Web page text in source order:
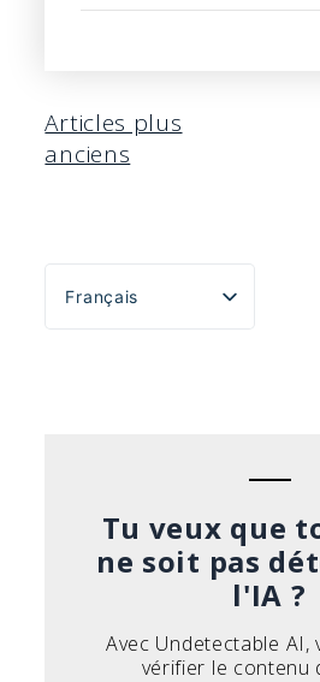
Navigation
des
Articles plus
anciens
Français
English
Tu veux que
ne soit pas
l'IA ?
Avec Undetectable AI,
vérifier le contenu